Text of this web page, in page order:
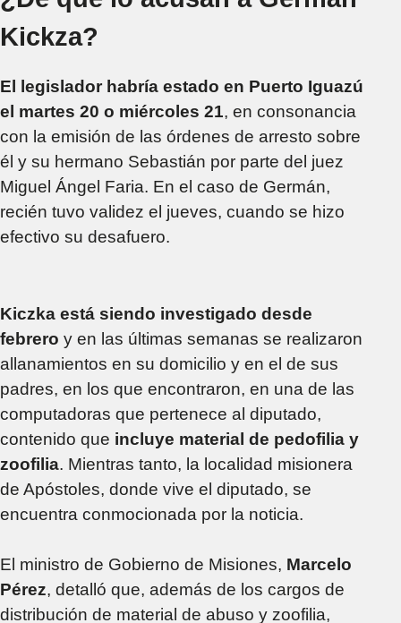
Kickza?
El legislador habría estado en Puerto Iguazú
el martes 20 o miércoles 21, en consonancia
con la emisión de las órdenes de arresto sobre
él y su hermano Sebastián por parte del juez
Miguel Ángel Faria. En el caso de Germán,
recién tuvo validez el jueves, cuando se hizo
efectivo su desafuero.
Kiczka está siendo investigado desde
febrero y en las últimas semanas se realizaron
allanamientos en su domicilio y en el de sus
padres, en los que encontraron, en una de las
computadoras que pertenece al diputado,
contenido que incluye material de pedofilia y
zoofilia. Mientras tanto, la localidad misionera
de Apóstoles, donde vive el diputado, se
encuentra conmocionada por la noticia.
El ministro de Gobierno de Misiones, Marcelo
Pérez, detalló que, además de los cargos de
distribución de material de abuso y zoofilia,